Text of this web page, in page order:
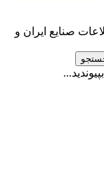
صنایع ایران و